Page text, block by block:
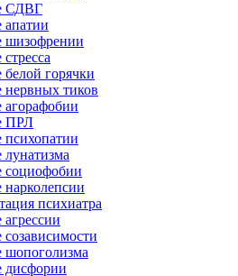
СДВГ
апатии
шизофрении
белой горячки
нервных тиков
агорафобии
ПРЛ
психопатии
лунатизма
социофобии
нарколепсии
психиатра
шопоголизма
дисфории